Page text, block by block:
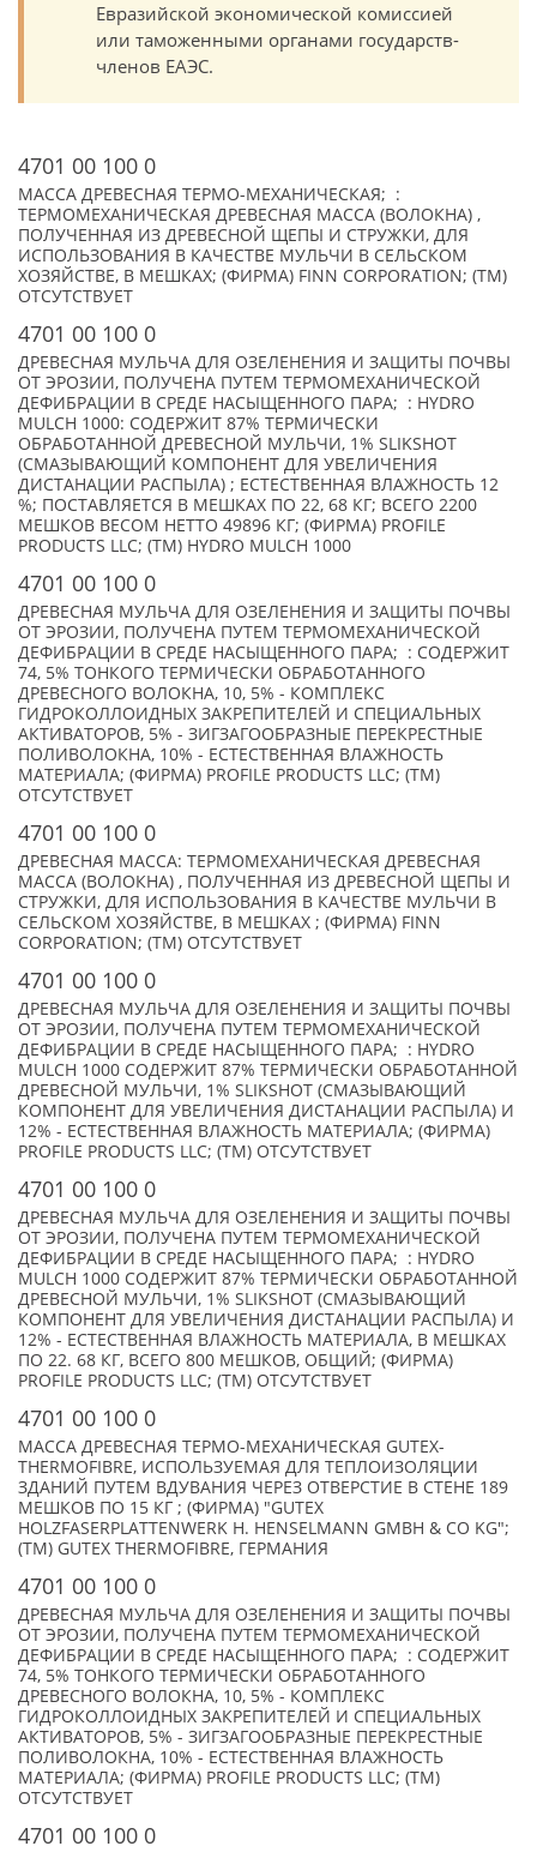
Евразийской экономической комиссией
или таможенными органами государств-
членов ЕАЭС.
4701 00 100 0
МАССА ДРЕВЕСНАЯ ТЕРМО-МЕХАНИЧЕСКАЯ; :
ТЕРМОМЕХАНИЧЕСКАЯ ДРЕВЕСНАЯ МАССА (ВОЛОКНА) ,
ПОЛУЧЕННАЯ ИЗ ДРЕВЕСНОЙ ЩЕПЫ И СТРУЖКИ, ДЛЯ
ИСПОЛЬЗОВАНИЯ В КАЧЕСТВЕ МУЛЬЧИ В СЕЛЬСКОМ
ХОЗЯЙСТВЕ, В МЕШКАХ; (ФИРМА) FINN CORPORATION; (TM)
ОТСУТСТВУЕТ
4701 00 100 0
ДРЕВЕСНАЯ МУЛЬЧА ДЛЯ ОЗЕЛЕНЕНИЯ И ЗАЩИТЫ ПОЧВЫ
ОТ ЭРОЗИИ, ПОЛУЧЕНА ПУТЕМ ТЕРМОМЕХАНИЧЕСКОЙ
ДЕФИБРАЦИИ В СРЕДЕ НАСЫЩЕННОГО ПАРА; : HYDRO
MULCH 1000: СОДЕРЖИТ 87% ТЕРМИЧЕСКИ
ОБРАБОТАННОЙ ДРЕВЕСНОЙ МУЛЬЧИ, 1% SLIKSHOT
(СМАЗЫВАЮЩИЙ КОМПОНЕНТ ДЛЯ УВЕЛИЧЕНИЯ
ДИСТАНАЦИИ РАСПЫЛА) ; ЕСТЕСТВЕННАЯ ВЛАЖНОСТЬ 12
%; ПОСТАВЛЯЕТСЯ В МЕШКАХ ПО 22, 68 КГ; ВСЕГО 2200
МЕШКОВ ВЕСОМ НЕТТО 49896 КГ; (ФИРМА) PROFILE
PRODUCTS LLC; (TM) HYDRO MULCH 1000
4701 00 100 0
ДРЕВЕСНАЯ МУЛЬЧА ДЛЯ ОЗЕЛЕНЕНИЯ И ЗАЩИТЫ ПОЧВЫ
ОТ ЭРОЗИИ, ПОЛУЧЕНА ПУТЕМ ТЕРМОМЕХАНИЧЕСКОЙ
ДЕФИБРАЦИИ В СРЕДЕ НАСЫЩЕННОГО ПАРА; : СОДЕРЖИТ
74, 5% ТОНКОГО ТЕРМИЧЕСКИ ОБРАБОТАННОГО
ДРЕВЕСНОГО ВОЛОКНА, 10, 5% - КОМПЛЕКС
ГИДРОКОЛЛОИДНЫХ ЗАКРЕПИТЕЛЕЙ И СПЕЦИАЛЬНЫХ
АКТИВАТОРОВ, 5% - ЗИГЗАГООБРАЗНЫЕ ПЕРЕКРЕСТНЫЕ
ПОЛИВОЛОКНА, 10% - ЕСТЕСТВЕННАЯ ВЛАЖНОСТЬ
МАТЕРИАЛА; (ФИРМА) PROFILE PRODUCTS LLC; (TM)
ОТСУТСТВУЕТ
4701 00 100 0
ДРЕВЕСНАЯ МАССА: ТЕРМОМЕХАНИЧЕСКАЯ ДРЕВЕСНАЯ
МАССА (ВОЛОКНА) , ПОЛУЧЕННАЯ ИЗ ДРЕВЕСНОЙ ЩЕПЫ И
СТРУЖКИ, ДЛЯ ИСПОЛЬЗОВАНИЯ В КАЧЕСТВЕ МУЛЬЧИ В
СЕЛЬСКОМ ХОЗЯЙСТВЕ, В МЕШКАХ ; (ФИРМА) FINN
CORPORATION; (TM) ОТСУТСТВУЕТ
4701 00 100 0
ДРЕВЕСНАЯ МУЛЬЧА ДЛЯ ОЗЕЛЕНЕНИЯ И ЗАЩИТЫ ПОЧВЫ
ОТ ЭРОЗИИ, ПОЛУЧЕНА ПУТЕМ ТЕРМОМЕХАНИЧЕСКОЙ
ДЕФИБРАЦИИ В СРЕДЕ НАСЫЩЕННОГО ПАРА; : HYDRO
MULCH 1000 СОДЕРЖИТ 87% ТЕРМИЧЕСКИ ОБРАБОТАННОЙ
ДРЕВЕСНОЙ МУЛЬЧИ, 1% SLIKSHOT (СМАЗЫВАЮЩИЙ
КОМПОНЕНТ ДЛЯ УВЕЛИЧЕНИЯ ДИСТАНАЦИИ РАСПЫЛА) И
12% - ЕСТЕСТВЕННАЯ ВЛАЖНОСТЬ МАТЕРИАЛА; (ФИРМА)
PROFILE PRODUCTS LLC; (TM) ОТСУТСТВУЕТ
4701 00 100 0
ДРЕВЕСНАЯ МУЛЬЧА ДЛЯ ОЗЕЛЕНЕНИЯ И ЗАЩИТЫ ПОЧВЫ
ОТ ЭРОЗИИ, ПОЛУЧЕНА ПУТЕМ ТЕРМОМЕХАНИЧЕСКОЙ
ДЕФИБРАЦИИ В СРЕДЕ НАСЫЩЕННОГО ПАРА; : HYDRO
MULCH 1000 СОДЕРЖИТ 87% ТЕРМИЧЕСКИ ОБРАБОТАННОЙ
ДРЕВЕСНОЙ МУЛЬЧИ, 1% SLIKSHOT (СМАЗЫВАЮЩИЙ
КОМПОНЕНТ ДЛЯ УВЕЛИЧЕНИЯ ДИСТАНАЦИИ РАСПЫЛА) И
12% - ЕСТЕСТВЕННАЯ ВЛАЖНОСТЬ МАТЕРИАЛА, В МЕШКАХ
ПО 22. 68 КГ, ВСЕГО 800 МЕШКОВ, ОБЩИЙ; (ФИРМА)
PROFILE PRODUCTS LLC; (TM) ОТСУТСТВУЕТ
4701 00 100 0
МАССА ДРЕВЕСНАЯ ТЕРМО-МЕХАНИЧЕСКАЯ GUTEX-
THERMOFIBRE, ИСПОЛЬЗУЕМАЯ ДЛЯ ТЕПЛОИЗОЛЯЦИИ
ЗДАНИЙ ПУТЕМ ВДУВАНИЯ ЧЕРЕЗ ОТВЕРСТИЕ В СТЕНЕ 189
МЕШКОВ ПО 15 КГ ; (ФИРМА) "GUTEX
HOLZFASERPLATTENWERK Н. HENSELMANN GMBH & CO KG";
(TM) GUTEX THERMOFIBRE, ГЕРМАНИЯ
4701 00 100 0
ДРЕВЕСНАЯ МУЛЬЧА ДЛЯ ОЗЕЛЕНЕНИЯ И ЗАЩИТЫ ПОЧВЫ
ОТ ЭРОЗИИ, ПОЛУЧЕНА ПУТЕМ ТЕРМОМЕХАНИЧЕСКОЙ
ДЕФИБРАЦИИ В СРЕДЕ НАСЫЩЕННОГО ПАРА; : СОДЕРЖИТ
74, 5% ТОНКОГО ТЕРМИЧЕСКИ ОБРАБОТАННОГО
ДРЕВЕСНОГО ВОЛОКНА, 10, 5% - КОМПЛЕКС
ГИДРОКОЛЛОИДНЫХ ЗАКРЕПИТЕЛЕЙ И СПЕЦИАЛЬНЫХ
АКТИВАТОРОВ, 5% - ЗИГЗАГООБРАЗНЫЕ ПЕРЕКРЕСТНЫЕ
ПОЛИВОЛОКНА, 10% - ЕСТЕСТВЕННАЯ ВЛАЖНОСТЬ
МАТЕРИАЛА; (ФИРМА) PROFILE PRODUCTS LLC; (TM)
ОТСУТСТВУЕТ
4701 00 100 0